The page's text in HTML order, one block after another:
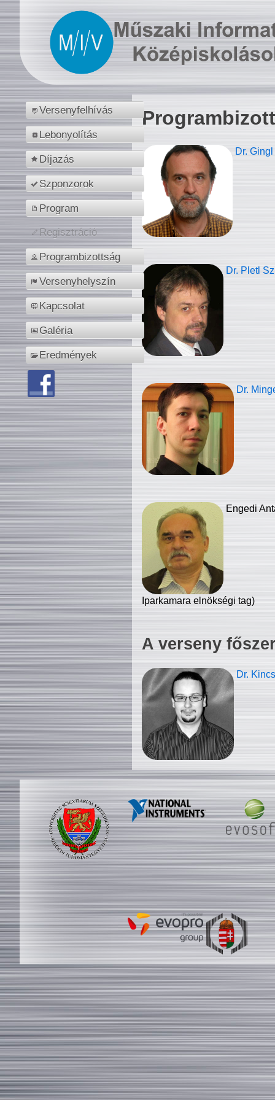
Versenyfelhívás
Lebonyolítás
Díjazás
Szponzorok
Program
Regisztráció
Programbizottság
Versenyhelyszín
Kapcsolat
Galéria
Eredmények
Dr.
Dr. Pletl
Dr.
Engedi
Iparkamara elnökségi tag)
A verseny
Dr.